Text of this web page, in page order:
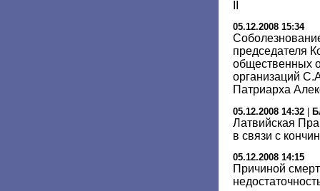
05.12.2008 15:34
председателя
общественных
организаций
Патриарха
05.12.2008 14:32 |
Латвийская
в связи с
05.12.2008 14:15
Причиной